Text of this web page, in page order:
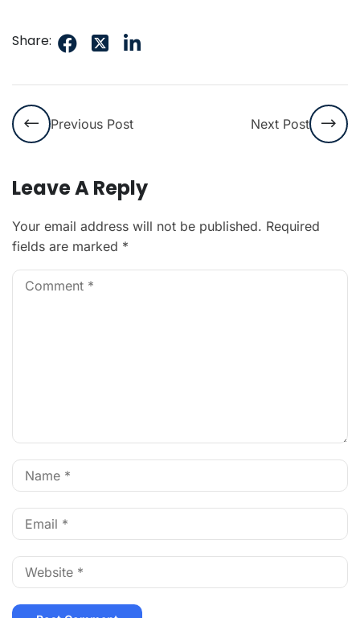
Share:
Previous Post Next Post
Leave A Reply
Your email address will not be published. Required
fields are marked *